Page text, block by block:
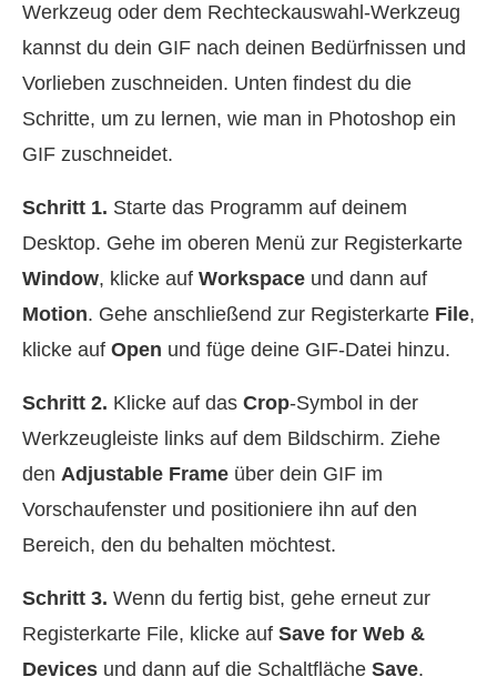
Werkzeug oder dem Rechteckauswahl-Werkzeug
kannst du dein GIF nach deinen Bedürfnissen und
Vorlieben zuschneiden. Unten findest du die
Schritte, um zu lernen, wie man in Photoshop ein
GIF zuschneidet.
Schritt 1. Starte das Programm auf deinem
Desktop. Gehe im oberen Menü zur Registerkarte
Window, klicke auf Workspace und dann auf
Motion. Gehe anschließend zur Registerkarte File,
klicke auf Open und füge deine GIF-Datei hinzu.
Schritt 2. Klicke auf das Crop-Symbol in der
Werkzeugleiste links auf dem Bildschirm. Ziehe
den Adjustable Frame über dein GIF im
Vorschaufenster und positioniere ihn auf den
Bereich, den du behalten möchtest.
Schritt 3. Wenn du fertig bist, gehe erneut zur
Registerkarte File, klicke auf Save for Web &
Devices und dann auf die Schaltfläche Save.